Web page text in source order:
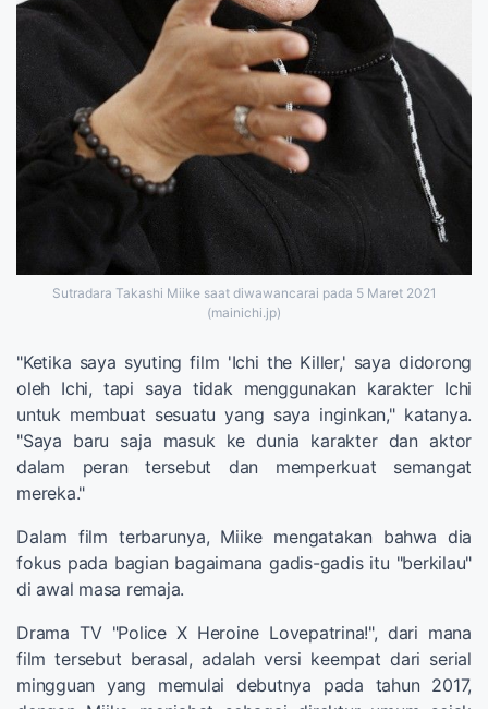
Sutradara Takashi Miike saat diwawancarai pada 5 Maret 2021
(mainichi.jp)
"Ketika saya syuting film 'Ichi the Killer,' saya didorong
oleh Ichi, tapi saya tidak menggunakan karakter Ichi
untuk membuat sesuatu yang saya inginkan," katanya.
"Saya baru saja masuk ke dunia karakter dan aktor
dalam peran tersebut dan memperkuat semangat
mereka."
Dalam film terbarunya, Miike mengatakan bahwa dia
fokus pada bagian bagaimana gadis-gadis itu "berkilau"
di awal masa remaja.
Drama TV "Police X Heroine Lovepatrina!", dari mana
film tersebut berasal, adalah versi keempat dari serial
mingguan yang memulai debutnya pada tahun 2017,